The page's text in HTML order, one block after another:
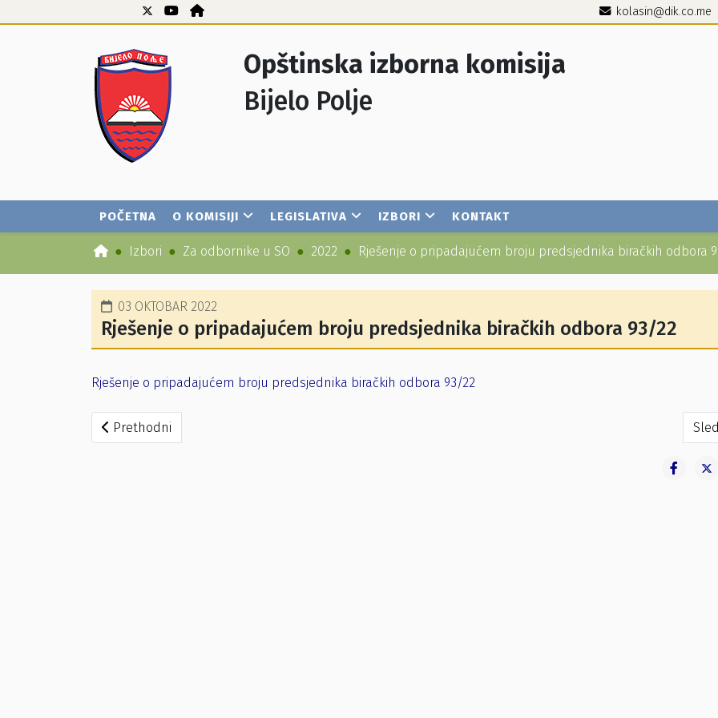
kolasin@dik.co.me
Opštinska izborna komisija
Bijelo Polje
POČETNA O KOMISIJI LEGISLATIVA IZBORI KONTAKT
Izbori Za odbornike u SO 2022 Rješenje o pripadajućem broju predsjednika biračkih odbora
03 OKTOBAR 2022
Rješenje o pripadajućem broju predsjednika biračkih odbora 93/22
Rješenje o pripadajućem broju predsjednika biračkih odbora 93/22
Prethodni članak: Rješenje o pripadajućem broju predsjednika biračkih odbora 94/22
Prethodni